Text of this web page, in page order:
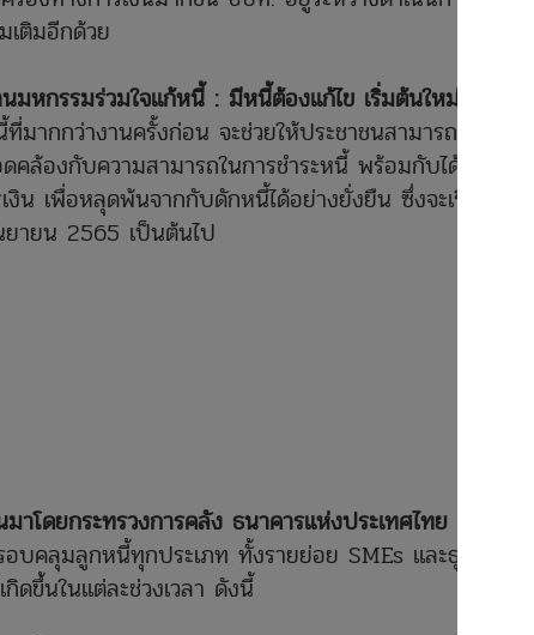
เติมอีกด้วย
มหกรรมร่วมใจแก้หนี้ : มีหนี้ต้องแก้ไข เริ่มต้นใหม่อย่าง
ากกว่างานครั้งก่อน จะช่วยให้ประชาชนสามารถแก้
องกับความสามารถในการชำระหนี้ พร้อมกับได้รับ
งิน เพื่อหลุดพ้นจากกับดักหนี้ได้อย่างยั่งยืน ซึ่งจะเริ่มเปิด
ายน 2565 เป็นต้นไป
โดยกระทรวงการคลัง ธนาคารแห่งประเทศไทย
อบคลุมลูกหนี้ทุกประเภท ทั้งรายย่อย SMEs และธุรกิจ
ขึ้นในแต่ละช่วงเวลา ดังนี้